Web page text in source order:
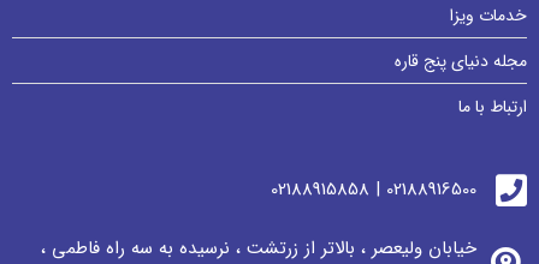
خدمات ویزا
مجله دنیای پنج قاره
ارتباط با ما
02188916500 | 02188915858
خیابان ولیعصر ، بالاتر از زرتشت ، نرسيده به سه راه فاطمی ،